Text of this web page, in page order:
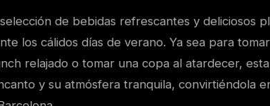
de bebidas refrescantes y deliciosos
los cálidos días de verano. Ya sea para
relajado o tomar una copa al atardecer,
y su atmósfera tranquila, convirtiéndola